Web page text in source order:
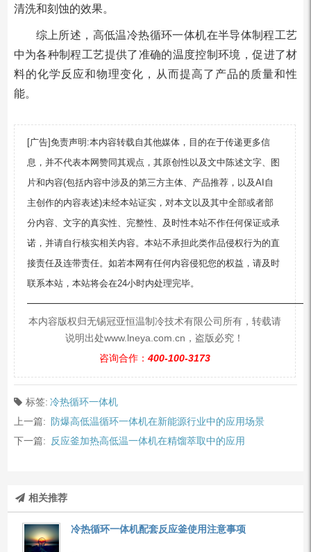
清洗和刻蚀的效果。
综上所述，高低温冷热循环一体机在半导体制程工艺
中为各种制程工艺提供了准确的温度控制环境，促进了材
料的化学反应和物理变化，从而提高了产品的质量和性
能。
[广告]免责声明:本内容转载自其他媒体，目的在于传递更多信
息，并不代表本网赞同其观点，其原创性以及文中陈述文字、图
片和内容(包括内容中涉及的第三方主体、产品推荐，以及AI自
主创作的内容表述)未经本站证实，对本文以及其中全部或者部
分内容、文字的真实性、完整性、及时性本站不作任何保证或承
诺，并请自行核实相关内容。本站不承担此类作品侵权行为的直
接责任及连带责任。如若本网有任何内容侵犯您的权益，请及时
联系本站，本站将会在24小时内处理完毕。
本内容版权归无锡冠亚恒温制冷技术有限公司所有，转载请
说明出处www.lneya.com.cn，盗版必究！
咨询合作： 400-100-3173
标签: 冷热循环一体机
上一篇: 防爆高低温循环一体机在新能源行业中的应用场景
下一篇:
反应釜加热高低温一体机在精馏萃取中的应用
相关推荐
冷热循环一体机配套反应釜使用注意事项